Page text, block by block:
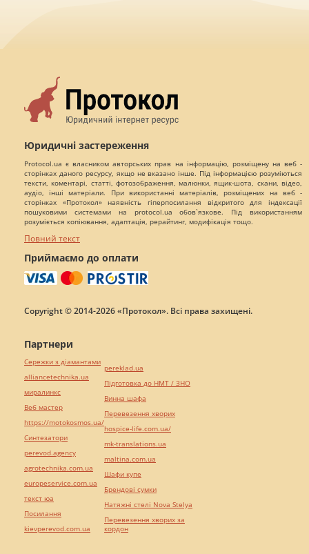
Юридичні застереження
Protocol.ua є власником авторських прав на інформацію, розміщену на веб -
сторінках даного ресурсу, якщо не вказано інше. Під інформацією розуміються
тексти, коментарі, статті, фотозображення, малюнки, ящик-шота, скани, відео,
аудіо, інші матеріали. При використанні матеріалів, розміщених на веб -
сторінках «Протокол» наявність гіперпосилання відкритого для індексації
пошуковими системами на protocol.ua обов`язкове. Під використанням
розуміється копіювання, адаптація, рерайтинг, модифікація тощо.
Повний текст
Приймаємо до оплати
Copyright © 2014-2026 «Протокол». Всі права захищені.
Партнери
Сережки з діамантами
alliancetechnika.ua
миралинкс
Веб мастер
https://motokosmos.ua/
Синтезатори
perevod.agency
agrotechnika.com.ua
europeservice.com.ua
текст юа
Посилання
kievperevod.com.ua
pereklad.ua
Підготовка до НМТ / ЗНО
Винна шафа
Перевезення хворих
hospice-life.com.ua/
mk-translations.ua
maltina.com.ua
Шафи купе
Брендові сумки
Натяжні стелі Nova Stelya
Перевезення хворих за
кордон